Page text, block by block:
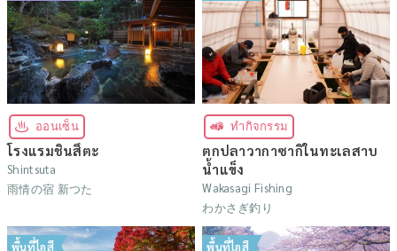
ออนเซ็น
โรงแรมชินสึตะ
Shintsuta
雨情の宿 新つた
ทำกิจกรรม
ตกปลาวากาซากิในทะเลสาบ
น้ำแข็ง
Wakasagi Fishing
わかさぎ釣り
พื้นที่ไอสึ พื้นที่ไอสึ